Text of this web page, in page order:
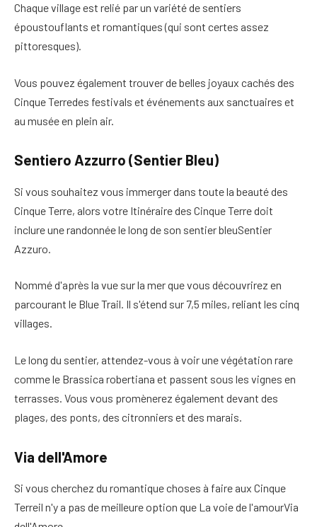
Chaque village est relié par un variété de sentiers
époustouflants et romantiques(qui sont certes assez
pittoresques).
Vous pouvez également trouver de belles joyaux cachés des
Cinque Terredes festivals et événements aux sanctuaires et
au musée en plein air.
Sentiero Azzurro (Sentier Bleu)
Si vous souhaitez vous immerger dans toute la beauté des
Cinque Terre, alors votre Itinéraire des Cinque Terredoit
inclure une randonnée le long de son sentier bleuSentier
Azzuro.
Nommé d'après la vue sur la mer que vous découvrirez en
parcourant le Blue Trail. Il s'étend sur 7,5 miles, reliant les cinq
villages.
Le long du sentier, attendez-vous à voir une végétation rare
comme le Brassica robertiana et passent sous les vignes en
terrasses. Vous vous promènerez également devant des
plages, des ponts, des citronniers et des marais.
Via dell'Amore
Si vous cherchez du romantiquechoses à faire aux Cinque
Terreil n'y a pas de meilleure option que La voie de l'amourVia